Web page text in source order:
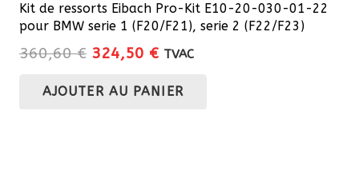
Kit de ressorts Eibach Pro-Kit E10-20-030-01-22
pour BMW serie 1 (F20/F21), serie 2 (F22/F23)
360,60€ Le
initial
324,50 €Le
actuel
TVAC
AJOUTER AU PANIER